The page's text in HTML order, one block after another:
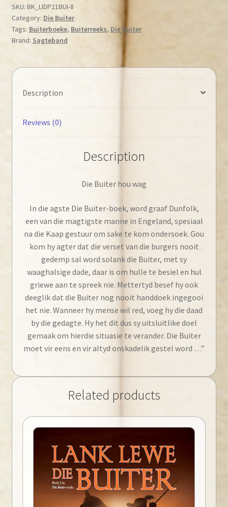
Die
Buiter
hou
wag
SKU: BK_LIDP21BUI-8
Category: Die Buiter
Tags: Buiterboeke, Buiterreeks, Die Buiter
Brand: Sagteband
Description
Reviews (0)
Description
Die Buiter hou wag
In die agste Die Buiter-boek, word graaf Dunfolk,
een van die magtigste manne in Engeland, spesiaal
na die Kaap gestuur om sake te kom ondersoek. Gou
kom hy agter dat die verset van die burgers nooit
gedemp sal word solank die Buiter, met sy
waaghalsige dade, daar is om hulle te besiel en hul
griewe aan te spreek nie. Mettertyd besef hy ook
deeglik dat die Buiter nog nooit handdoek ingegooi
het nie. Wanneer hy mense wil red, voeg hy die daad
by die gedagte. Hy het dit dus sy uitsluitlike doel
gemaak om hierdie situasie te verander. Die Buiter
moet vir eens en vir altyd onskadelik gestel word …”
Related products